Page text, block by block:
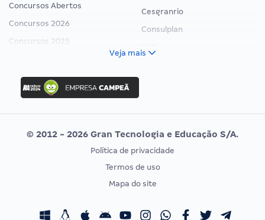
Concursos Abertos
Concursos 2026
Concursos 2025
Concurso Ibama
Concurso MPU
Editais publicados
Cesgranrio
Consulplan
Vunesp
CONCURSOS POR PROFISSÃO
Concursos Fiscais
EXAME DE ORDEM
Calendário OAB
Veja mais
© 2012 - 2026 Gran Tecnologia e Educação S/A.
Política de privacidade
Termos de uso
Mapa do site